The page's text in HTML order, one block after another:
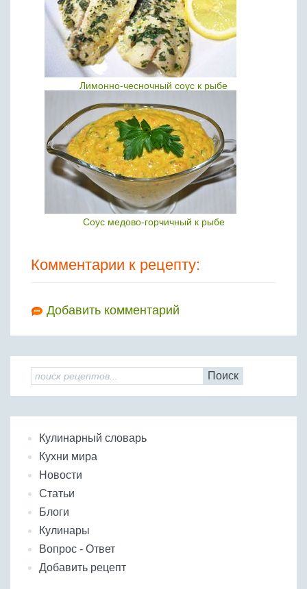
Лимонно-чесночный соус к рыбе
Соус медово-горчичный к рыбе
Комментарии к рецепту:
Добавить комментарий
Поиск
Кулинарный словарь
Кухни мира
Новости
Статьи
Блоги
Кулинары
Вопрос - Ответ
Добавить рецепт